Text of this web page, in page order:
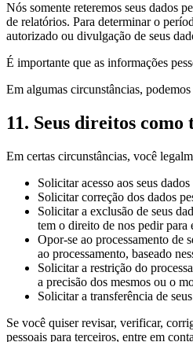
Nós somente reteremos seus dados
de relatórios. Para determinar o
autorizado ou divulgação de seus
É importante que as informações
Em algumas circunstâncias,
11. Seus direitos
Em certas circunstâncias, você
Solicitar acesso aos seus
Solicitar correção dos dados
Solicitar a exclusão de seus
tem o direito de nos pedir para
Opor-se ao processamento de
ao processamento, baseado
Solicitar a restrição do
a precisão dos mesmos ou o
Solicitar a transferência de
Se você quiser revisar, verificar,
pessoais para terceiros, entre em